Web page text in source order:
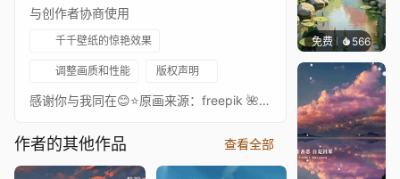
与创作者协商使用
千千壁纸的惊艳效果
调整画质和性能 版权声明
感谢你与我同在😊⭐原画来源：freepik 🌺如果你喜欢我的作品，我感到非常高兴。如果你愿意，可以表达你的感谢。
作者的其他作品 查看全部
免费 566渔小小